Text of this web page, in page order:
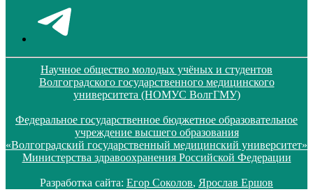
Научное общество молодых учёных и студентов
Волгоградского государственного медицинского
университета (НОМУС ВолгГМУ)
Федеральное государственное бюджетное образовательное
учреждение высшего образования
«Волгоградский государственный медицинский университет»
Министерства здравоохранения Российской Федерации
Разработка сайта: Егор Соколов, Ярослав Ершов